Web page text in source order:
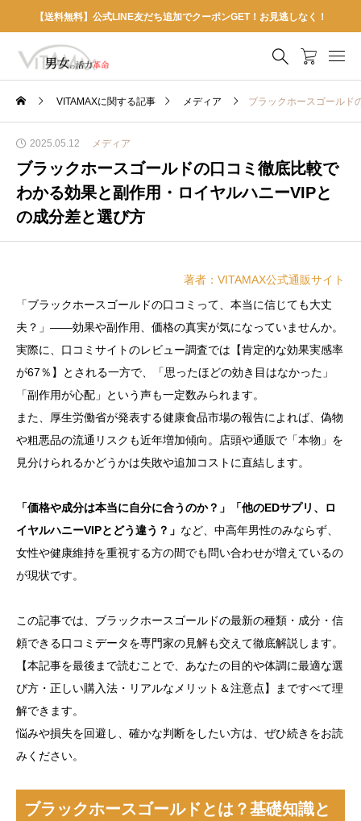
【送料無料】公式LINE友だち追加でクーポンGET！お見逃しなく！
VITAMAXに関する記事 メディア ブラックホースゴールド
2025.05.12 メディア
ブラックホースゴールドの口コミ徹底比較で
わかる効果と副作用・ロイヤルハニーVIPと
の成分差と選び方
著者：VITAMAX公式通販サイト
「ブラックホースゴールドの口コミって、本当に信じても大丈
夫？」――効果や副作用、価格の真実が気になっていませんか。
実際に、口コミサイトのレビュー調査では【肯定的な効果実感率
が67％】とされる一方で、「思ったほどの効き目はなかった」
「副作用が心配」という声も一定数みられます。
また、厚生労働省が発表する健康食品市場の報告によれば、偽物
や粗悪品の流通リスクも近年増加傾向。店頭や通販で「本物」を
見分けられるかどうかは失敗や追加コストに直結します。
「価格や成分は本当に自分に合うのか？」「他のEDサプリ、ロ
イヤルハニーVIPとどう違う？」 など、中高年男性のみならず、
女性や健康維持を重視する方の間でも問い合わせが増えているの
が現状です。
この記事では、ブラックホースゴールドの最新の種類・成分・信
頼できる口コミデータを専門家の見解も交えて徹底解説します。
【本記事を最後まで読むことで、あなたの目的や体調に最適な選
び方・正しい購入法・リアルなメリット＆注意点】まですべて理
解できます。
悩みや損失を回避し、確かな判断をしたい方は、ぜひ続きをお読
みください。
ブラックホースゴールドとは？基礎知識と